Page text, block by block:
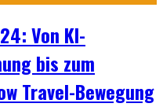
Von KI-
bis zum
Travel-Bewegung